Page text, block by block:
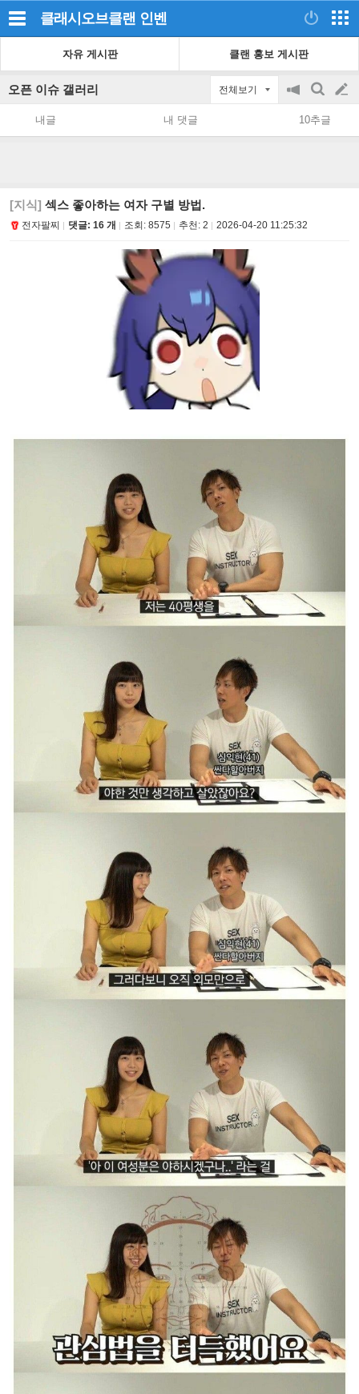
클래시오브클랜 인벤
자유 게시판 클랜 홍보 게시판
오픈 이슈 갤러리 전체보기
공
지
on/off
검
색
글
쓰
내글 내 댓글 10추글
[지식] 섹스 좋아하는 여자 구별 방법.
전자팔찌 댓글: 16 개 조회: 8575 추천: 2 2026-04-20 11:25:32